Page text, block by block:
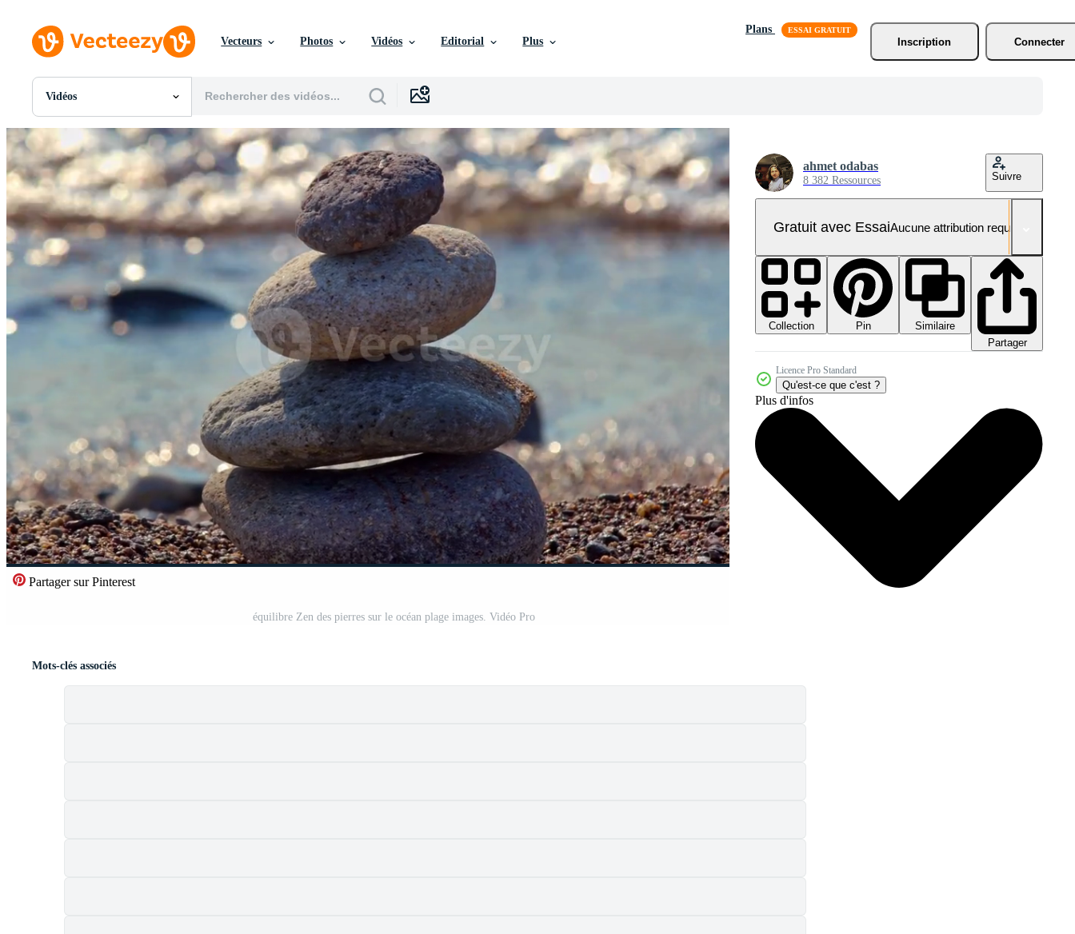
Vecteurs Photos Vidéos Editorial Plus
Plans
Inscription
Connecter
Vidéos
Toutes Images
PNGs
PSDs
SVGs
Modèles
Vecteurs
Vidéos
Motion graphics
Images Éditoriales
Événements Éditoriaux
Partager sur Pinterest
équilibre Zen des pierres sur le océan plage images. Vidéo Pro
ahmet odabas
8 382 Ressources Suivre
Gratuit avec EssaiAucune attribution requise
Collection Pin
Similaire
Partager
Licence Pro Standard
Qu'est-ce que c'est ?
Plus d'infos
Mots-clés associés